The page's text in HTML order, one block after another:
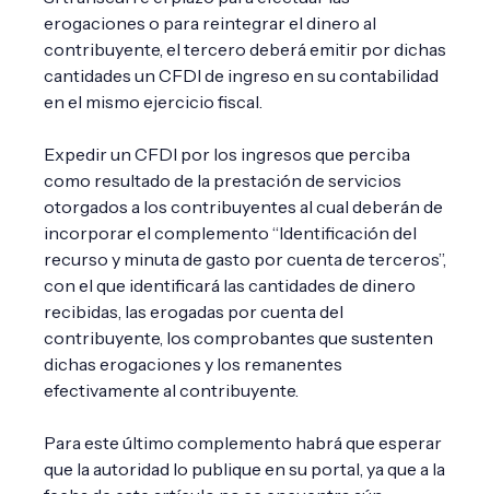
erogaciones o para reintegrar el dinero al
contribuyente, el tercero deberá emitir por dichas
cantidades un CFDI de ingreso en su contabilidad
en el mismo ejercicio fiscal.
Expedir un CFDI por los ingresos que perciba
como resultado de la prestación de servicios
otorgados a los contribuyentes al cual deberán de
incorporar el complemento “Identificación del
recurso y minuta de gasto por cuenta de terceros”,
con el que identificará las cantidades de dinero
recibidas, las erogadas por cuenta del
contribuyente, los comprobantes que sustenten
dichas erogaciones y los remanentes
efectivamente al contribuyente.
Para este último complemento habrá que esperar
que la autoridad lo publique en su portal, ya que a la